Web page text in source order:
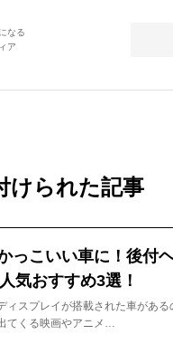
なる
ア
けられた記事
っこいい車に！後付
気おすすめ3選！
ィスプレイが搭載された車があ
てくる映画やアニメ…